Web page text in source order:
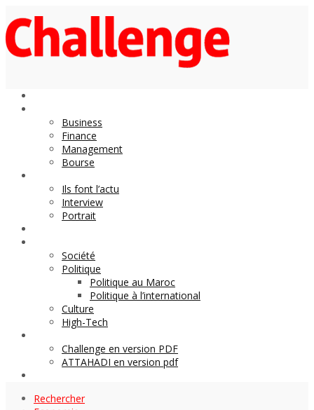
Business
Finance
Management
Bourse
Ils font l’actu
Interview
Portrait
Société
Politique
Politique au Maroc
Politique à l’international
Culture
High-Tech
Challenge en version PDF
ATTAHADI en version pdf
Rechercher